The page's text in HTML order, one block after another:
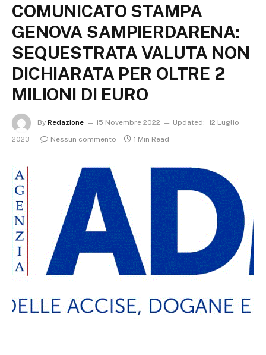
COMUNICATO STAMPA
GENOVA SAMPIERDARENA:
SEQUESTRATA VALUTA NON
DICHIARATA PER OLTRE 2
MILIONI DI EURO
By Redazione 15 Novembre 2022 Updated: 12 Luglio
2023
Nessun commento 1 Min Read